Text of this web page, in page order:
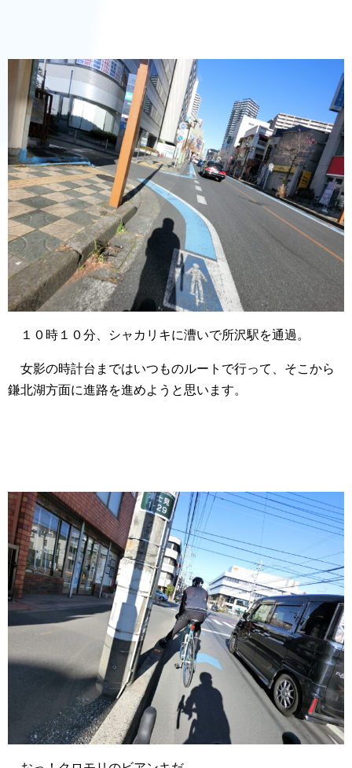
１０時１０分、シャカリキに漕いで所沢駅を通過。
女影の時計台まではいつものルートで行って、そこから
鎌北湖方面に進路を進めようと思います。